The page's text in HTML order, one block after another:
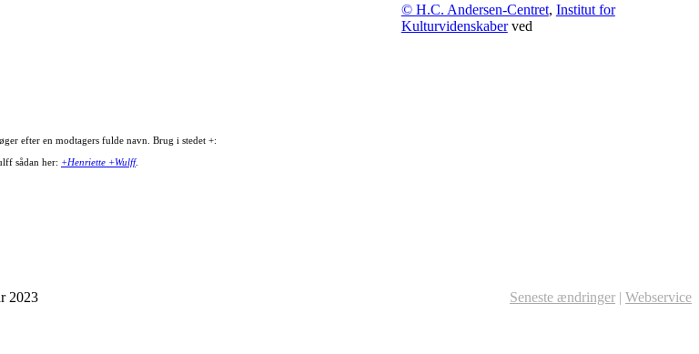
efter en modtagers fulde navn. Brug i stedet +:
sådan her: +Henriette +Wulff.
© H.C. Andersen-Centret, Institut for
Kulturvidenskaberved
2023 Seneste ændringer | Webservice